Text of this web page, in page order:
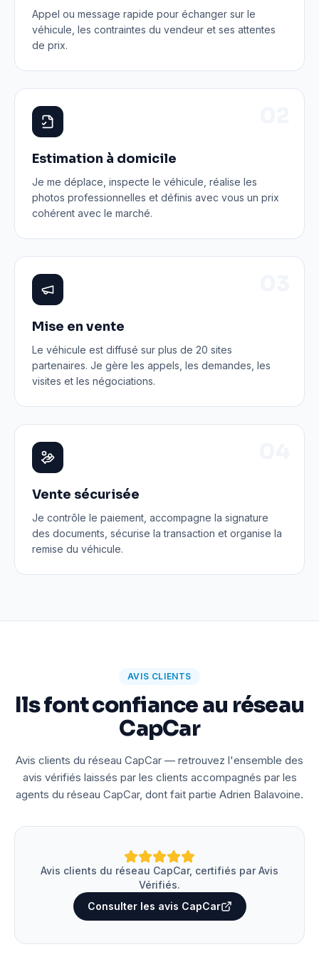
Appel ou message rapide pour échanger sur le
véhicule, les contraintes du vendeur et ses attentes
de prix.
Estimation à domicile
Je me déplace, inspecte le véhicule, réalise les
photos professionnelles et définis avec vous un prix
cohérent avec le marché.
Mise en vente
Le véhicule est diffusé sur plus de 20 sites
partenaires. Je gère les appels, les demandes, les
visites et les négociations.
Vente sécurisée
Je contrôle le paiement, accompagne la signature
des documents, sécurise la transaction et organise la
remise du véhicule.
AVIS CLIENTS
Ils font confiance au réseau
CapCar
Avis clients du réseau CapCar — retrouvez l'ensemble des
avis vérifiés laissés par les clients accompagnés par les
agents du réseau CapCar, dont fait partie Adrien Balavoine.
Avis clients du réseau CapCar, certifiés par Avis
Vérifiés.
Consulter les avis CapCar